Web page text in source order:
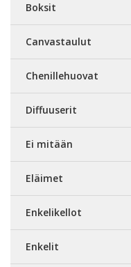
Boksit
Canvastaulut
Chenillehuovat
Diffuuserit
Ei mitään
Eläimet
Enkelikellot
Enkelit